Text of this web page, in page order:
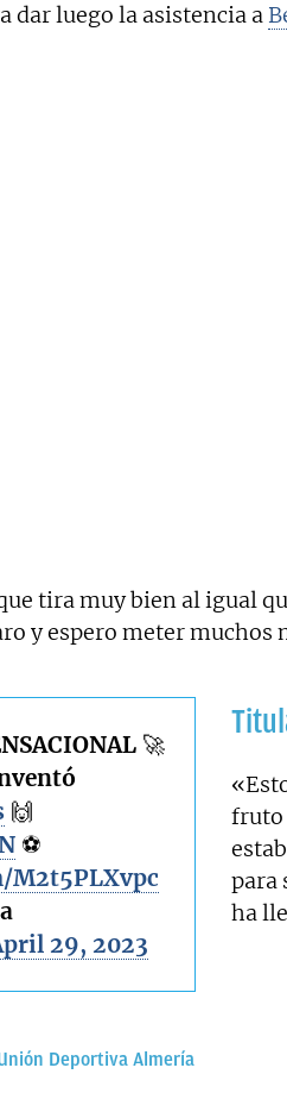
dar luego la asistencia a
tira muy bien al igual
y espero meter muchos
🚀
🙌
⚽
29, 2023
fruto
para
ha
Deportiva Almería